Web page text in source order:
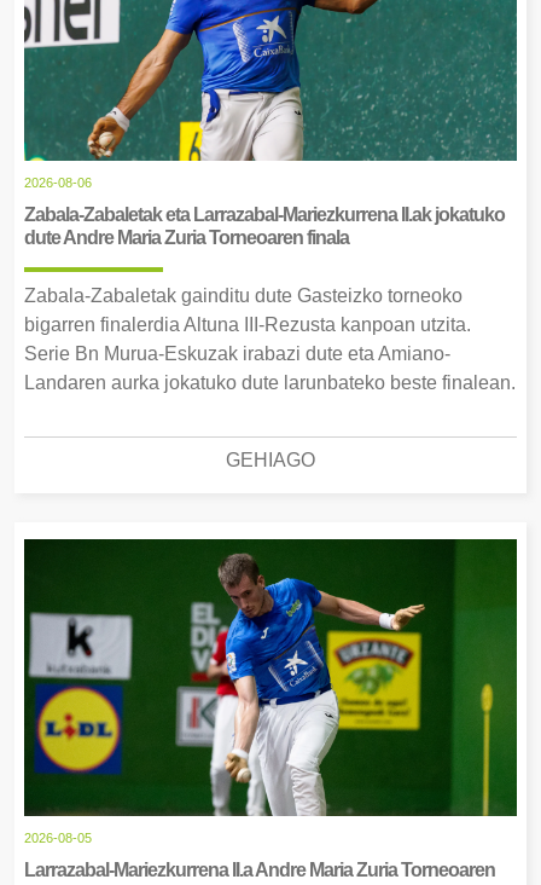
2026-08-06
Zabala-Zabaletak eta Larrazabal-Mariezkurrena II.ak jokatuko
dute Andre Maria Zuria Torneoaren finala
Zabala-Zabaletak gainditu dute Gasteizko torneoko
bigarren finalerdia Altuna III-Rezusta kanpoan utzita.
Serie Bn Murua-Eskuzak irabazi dute eta Amiano-
Landaren aurka jokatuko dute larunbateko beste finalean.
GEHIAGO
2026-08-05
Larrazabal-Mariezkurrena II.a Andre Maria Zuria Torneoaren